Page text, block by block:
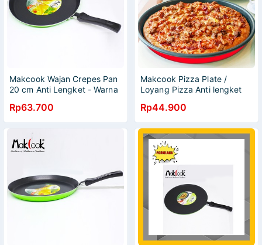
Makcook Wajan Crepes Pan
20 cm Anti Lengket - Warna
Rp63.700
Makcook Pizza Plate /
Loyang Pizza Anti lengket
Rp44.900